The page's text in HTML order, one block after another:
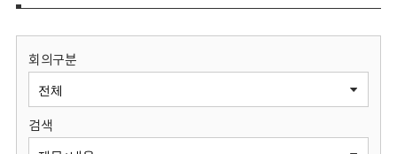
보
원
회의구분
검색